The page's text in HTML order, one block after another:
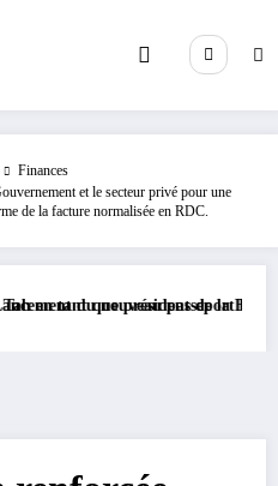
Finances
et le secteur privé pour une
de la facture normalisée en RDC.
que président de la Banque
du nouveau passeport biométrique